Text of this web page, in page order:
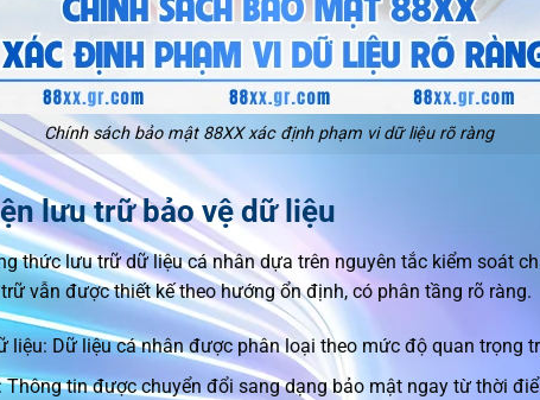
Chính sách bảo mật 88XX xác định phạm vi dữ liệu rõ ràng
lưu trữ bảo vệ dữ liệu
thức lưu trữ dữ liệu cá nhân dựa trên nguyên tắc kiểm soát
vẫn được thiết kế theo hướng ổn định, có phân tầng rõ ràng.
liệu: Dữ liệu cá nhân được phân loại theo mức độ quan trọng
tin được chuyển đổi sang dạng bảo mật ngay từ thời